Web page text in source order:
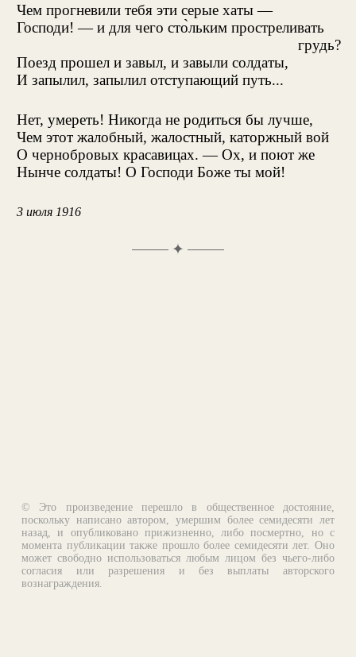
Чем прогневили тебя эти серые хаты —
Господи! — и для чего сто̀льким простреливать
грудь?
Поезд прошел и завыл, и завыли солдаты,
И запылил, запылил отступающий путь...
Нет, умереть! Никогда не родиться бы лучше,
Чем этот жалобный, жалостный, каторжный вой
О чернобровых красавицах. — Ох, и поют же
Нынче солдаты! О Господи Боже ты мой!
3 июля 1916
✦
© Это произведение перешло в общественное достояние,
поскольку написано автором, умершим более семидесяти лет
назад, и опубликовано прижизненно, либо посмертно, но с
момента публикации также прошло более семидесяти лет. Оно
может свободно использоваться любым лицом без чьего-либо
согласия или разрешения и без выплаты авторского
вознаграждения.